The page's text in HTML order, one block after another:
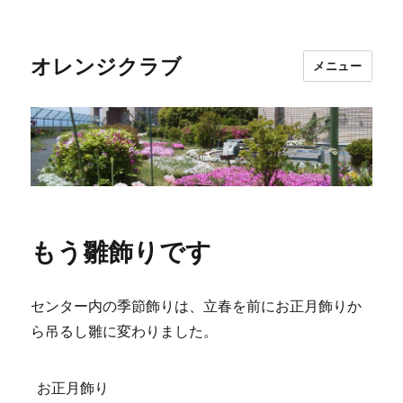
オレンジクラブ メニュー
もう雛飾りです
センター内の季節飾りは、立春を前にお正月飾りか
ら吊るし雛に変わりました。
お正月飾り